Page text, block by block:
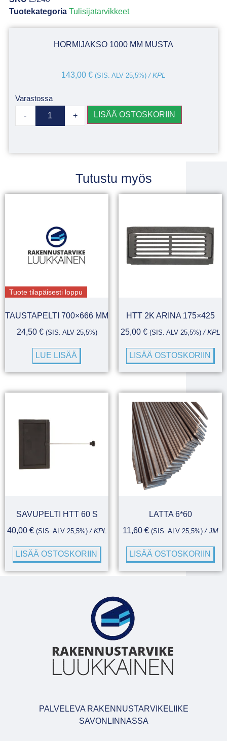
Tuotekategoria Tulisijatarvikkeet
HORMIJAKSO 1000 MM MUSTA
143,00 € (SIS. ALV 25,5%) / KPL
Varastossa
- + LISÄÄ OSTOSKORIIN
Tutustu myös
Tuote tilapäisesti loppu
TAUSTAPELTI 700×666 MM
24,50 € (SIS. ALV 25,5%)
LUE LISÄÄ
HTT 2K ARINA 175×425
25,00 € (SIS. ALV 25,5%)/ KPL
LISÄÄ OSTOSKORIIN
SAVUPELTI HTT 60 S
40,00 € (SIS. ALV 25,5%)/ KPL
LISÄÄ OSTOSKORIIN
LATTA 6*60
11,60 € (SIS. ALV 25,5%)/ JM
LISÄÄ OSTOSKORIIN
PALVELEVA RAKENNUSTARVIKELIIKE
SAVONLINNASSA